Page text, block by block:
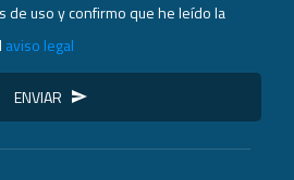
de uso y confirmo que he leído la
aviso legal
ENVIAR